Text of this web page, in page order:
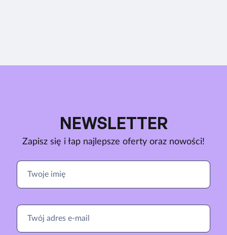
NEWSLETTER
Zapisz się i łap najlepsze oferty oraz nowości!